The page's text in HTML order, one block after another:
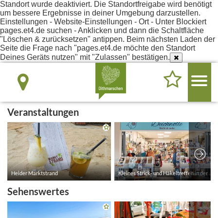
Standort wurde deaktiviert. Die Standortfreigabe wird benötigt
um bessere Ergebnisse in deiner Umgebung darzustellen.
Einstellungen - Website-Einstellungen - Ort - Unter Blockiert
pages.et4.de suchen - Anklicken und dann die Schaltfläche
"Löschen & zurücksetzen" antippen. Beim nächsten Laden der
Seite die Frage nach "pages.et4.de möchte den Standort
Deines Geräts nutzen" mit "Zulassen" bestätigen.
Veranstaltungen
Sehenswertes